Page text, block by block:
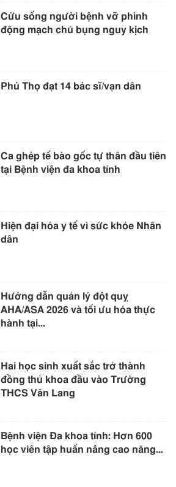
Cứu sống người bệnh vỡ phình
động mạch chủ bụng nguy kịch
Phú Thọ đạt 14 bác sĩ/vạn dân
Ca ghép tế bào gốc tự thân đầu tiên
tại Bệnh viện đa khoa tỉnh
Hiện đại hóa y tế vì sức khỏe Nhân
dân
Hướng dẫn quản lý đột quỵ
AHA/ASA 2026 và tối ưu hóa thực
hành tại...
Hai học sinh xuất sắc trở thành
đồng thủ khoa đầu vào Trường
THCS Văn Lang
Bệnh viện Đa khoa tỉnh: Hơn 600
học viên tập huấn nâng cao năng...